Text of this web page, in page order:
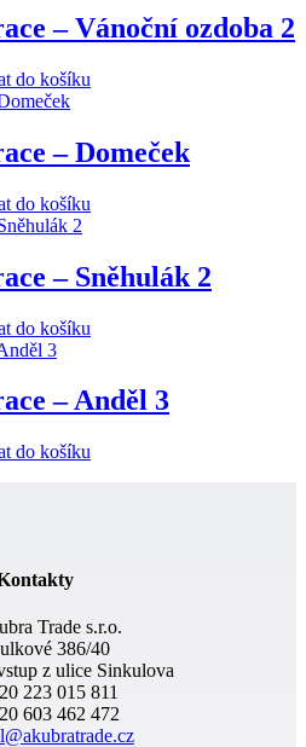
– Vánoční ozdoba 2
do košíku
– Domeček
do košíku
– Sněhulák 2
do košíku
– Anděl 3
do košíku
Trade s.r.o.
386/40
z ulice Sinkulova
223 015 811
603 462 472